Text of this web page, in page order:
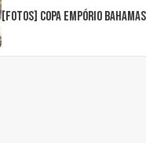
[FOTOS] Copa Empório